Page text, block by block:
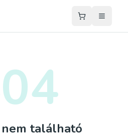
található